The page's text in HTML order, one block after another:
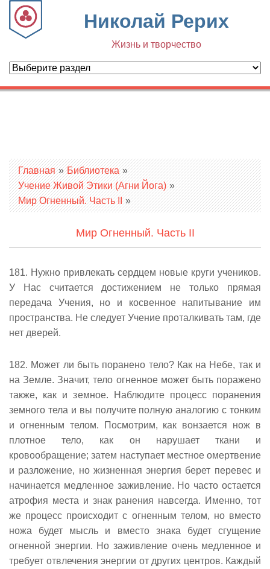
Николай Рерих
Жизнь и творчество
Вы здесь
Главная » Библиотека »
Учение Живой Этики (Агни Йога) »
Мир Огненный. Часть II »
Мир Огненный. Часть II
181. Нужно привлекать сердцем новые круги учеников.
У Нас считается достижением не только прямая
передача Учения, но и косвенное напитывание им
пространства. Не следует Учение проталкивать там, где
нет дверей.
182. Может ли быть поранено тело? Как на Небе, так и
на Земле. Значит, тело огненное может быть поражено
также, как и земное. Наблюдите процесс поранения
земного тела и вы получите полную аналогию с тонким
и огненным телом. Посмотрим, как вонзается нож в
плотное тело, как он нарушает ткани и
кровообращение; затем наступает местное омертвение
и разложение, но жизненная энергия берет перевес и
начинается медленное заживление. Но часто остается
атрофия места и знак ранения навсегда. Именно, тот
же процесс происходит с огненным телом, но вместо
ножа будет мысль и вместо знака будет сгущение
огненной энергии. Но заживление очень медленное и
требует отвлечения энергии от других центров. Каждый